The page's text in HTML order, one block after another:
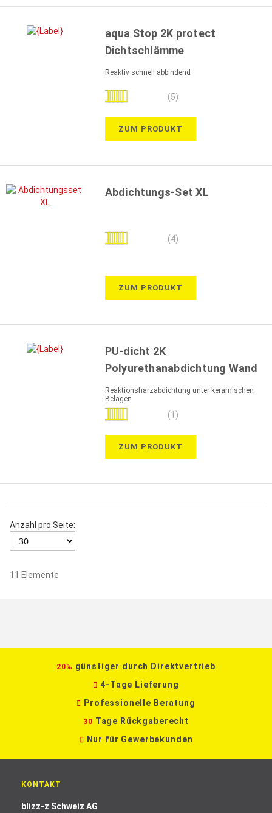
aqua Stop 2K protect
Dichtschlämme
Reaktiv schnell abbindend
Bewertung: (5)
ZUM PRODUKT
Abdichtungs-Set XL
Bewertung: (4)
ZUM PRODUKT
PU-dicht 2K
Polyurethanabdichtung Wand
Reaktionsharzabdichtung unter keramischen
Belägen
Bewertung:
(1)
ZUM PRODUKT
Anzahl pro Seite:
11 Elemente
20% günstiger durch Direktvertrieb
4-Tage Lieferung
Professionelle Beratung
30 Tage Rückgaberecht
Nur für Gewerbekunden
KONTAKT
blizz-z Schweiz AG